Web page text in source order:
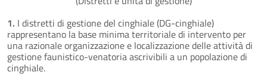
1. I distretti di gestione del cinghiale (DG-cinghiale)
rappresentano la base minima territoriale di intervento per
una razionale organizzazione e localizzazione delle attività di
gestione faunistico-venatoria ascrivibili a un popolazione di
cinghiale.